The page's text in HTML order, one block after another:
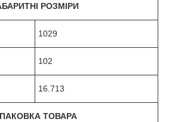
РОЗМІРИ
1029
102
16.713
ТОВАРА